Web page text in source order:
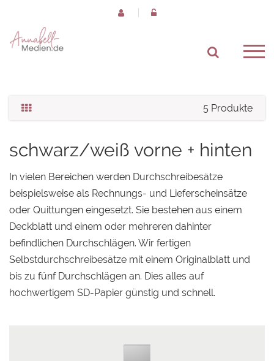
5 Produkte
schwarz/weiß vorne + hinten
In vielen Bereichen werden Durchschreibesätze
beispielsweise als Rechnungs- und Lieferscheinsätze
oder Quittungen eingesetzt. Sie bestehen aus einem
Deckblatt und einem oder mehreren dahinter
befindlichen Durchschlägen. Wir fertigen
Selbstdurchschreibesätze mit einem Originalblatt und
bis zu fünf Durchschlägen an. Dies alles auf
hochwertigem SD-Papier günstig und schnell.